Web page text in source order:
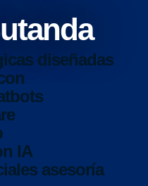
diseñadas
IA
asesoría